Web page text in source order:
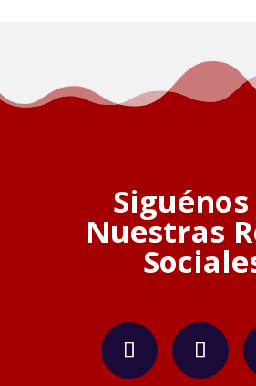
Nuestras